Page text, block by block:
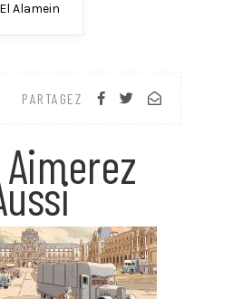
El Alamein
PARTAGEZ